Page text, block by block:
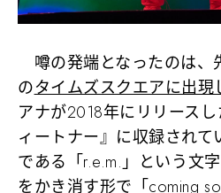
噂の発端となったのは、
のタイムズスクエアに出
アナが2018年にリリース
ィートナー』に収録され
である「r.e.m.」という文
をかき消す形で「coming